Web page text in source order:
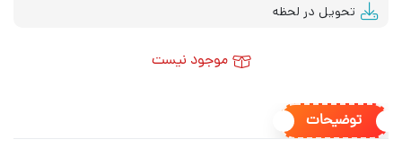
تحویل در لحظه
موجود نیست
توضیحات